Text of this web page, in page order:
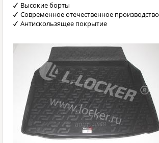
Высокие борты
Современное отечественное производство
Антискользящее покрытие